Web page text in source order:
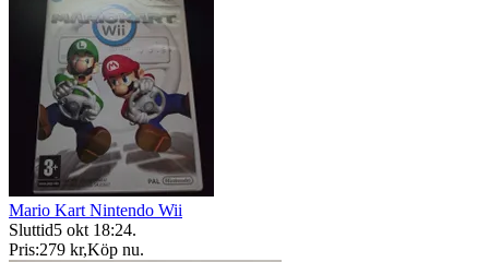
Mario Kart Nintendo Wii
Sluttid5 okt 18:24.
Pris:279 kr,Köp nu.